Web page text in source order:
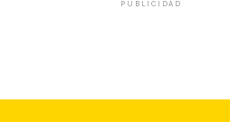
PUBLICIDAD